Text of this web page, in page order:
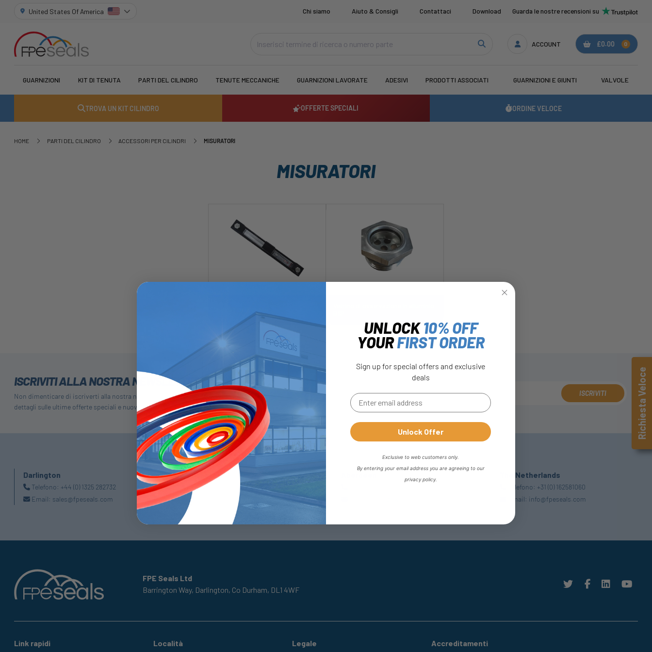
United States Of America Chi siamo Aiuto & Consigli Contattaci Download Guarda le nostre recensioni su
ACCOUNT £0.00 0
GUARNIZIONI KIT DI TENUTA PARTI DEL CILINDRO TENUTE MECCANICHE GUARNIZIONI LAVORATE ADESIVI PRODOTTI ASSOCIATI GUARNIZIONI E GIUNTI VALVOLE
TROVA UN KIT CILINDRO OFFERTE SPECIALI ORDINE VELOCE
HOME PARTI DEL CILINDRO ACCESSORI PER CILINDRI MISURATORI
MISURATORI
ISCRIVITI ALLA NOSTRA NEWSLETTER
Non dimenticare di iscriverti alla nostra newsletter per ricevere
dettagli sulle ultime offerte speciali e nuovi prodotti.
ISCRIVITI
Darlington
Telefono: +44 (0) 1325 282732
Email: sales@fpeseals.com
Doncaster
Telefono:
+44 (0) 1302727252
Email:
doncaster@fpeseals.com
The Netherlands
Telefono: +31 (0) 162581060
Email: info@fpeseals.com
FPE Seals Ltd
Barrington Way, Darlington, Co Durham, DL1 4WF
Link rapidi Località Legale Accreditamenti
Richiesta Veloce
UNLOCK10% OFF
YOURFIRST ORDER
Sign up for special offers and exclusive
deals
Unlock Offer
Exclusive to web customers only.
By entering your email address you are agreeing to our
privacy policy.